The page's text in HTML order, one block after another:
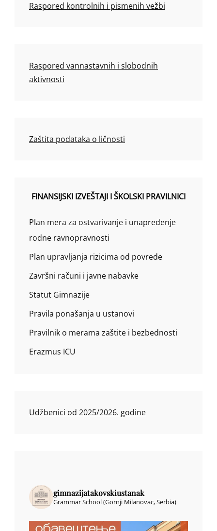
Raspored kontrolnih i pismenih vežbi
Raspored vannastavnih i slobodnih
aktivnosti
Zaštita podataka o ličnosti
FINANSIJSKI IZVEŠTAJI I ŠKOLSKI PRAVILNICI
Plan mera za ostvarivanje i unapređenje
rodne ravnopravnosti
Plan upravljanja rizicima od povrede
Završni računi i javne nabavke
Statut Gimnazije
Pravila ponašanja u ustanovi
Pravilnik o merama zaštite i bezbednosti
Erazmus ICU
Udžbenici od 2025/2026. godine
gimnazijatakovskiustanak
Grammar School (Gornji Milanovac, Serbia)